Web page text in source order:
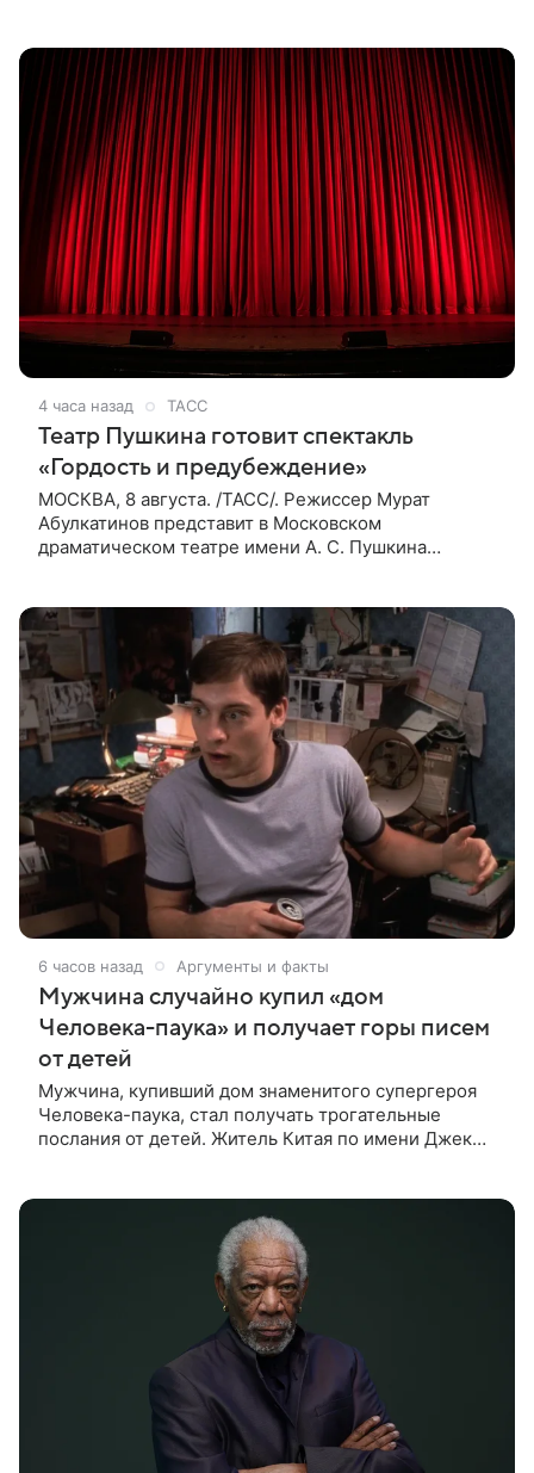
4 часа назад ТАСС
Театр Пушкина готовит спектакль
«Гордость и предубеждение»
МОСКВА, 8 августа. /ТАСС/. Режиссер Мурат
Абулкатинов представит в Московском
драматическом театре имени А. С. Пушкина
XVIII —
6 часов назад Аргументы и факты
Мужчина случайно купил «дом
Человека-паука» и получает горы писем
от детей
Мужчина, купивший дом знаменитого супергероя
Человека-паука, стал получать трогательные
послания от детей. Житель Китая по имени Джек